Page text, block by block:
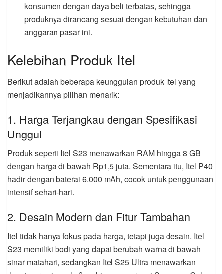
konsumen dengan daya beli terbatas, sehingga
produknya dirancang sesuai dengan kebutuhan dan
anggaran pasar ini.
Kelebihan Produk Itel
Berikut adalah beberapa keunggulan produk Itel yang
menjadikannya pilihan menarik:
1. Harga Terjangkau dengan Spesifikasi
Unggul
Produk seperti Itel S23 menawarkan RAM hingga 8 GB
dengan harga di bawah Rp1,5 juta. Sementara itu, Itel P40
hadir dengan baterai 6.000 mAh, cocok untuk penggunaan
intensif sehari-hari.
2. Desain Modern dan Fitur Tambahan
Itel tidak hanya fokus pada harga, tetapi juga desain. Itel
S23 memiliki bodi yang dapat berubah warna di bawah
sinar matahari, sedangkan Itel S25 Ultra menawarkan